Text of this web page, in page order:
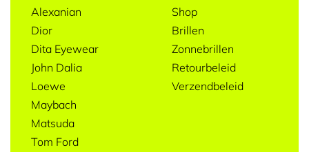
Alexanian
Dior
Dita Eyewear
John Dalia
Loewe
Maybach
Matsuda
Tom Ford
Shop
Brillen
Zonnebrillen
Retourbeleid
Verzendbeleid